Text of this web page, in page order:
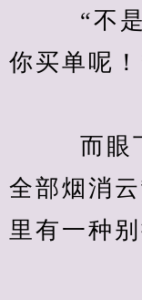
“不是，
你买单呢！
而眼下
全部烟消
里有一种